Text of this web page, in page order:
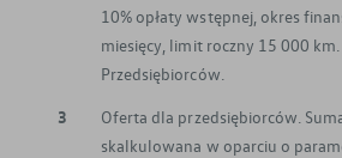
10% opłaty wstępnej, okres
miesięcy, limit roczny 15 000
Przedsiębiorców.
3
Oferta dla przedsiębiorców.
skalkulowana w oparciu o